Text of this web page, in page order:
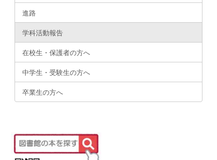
進路
学科活動報告
在校生・保護者の方へ
中学生・受験生の方へ
卒業生の方へ